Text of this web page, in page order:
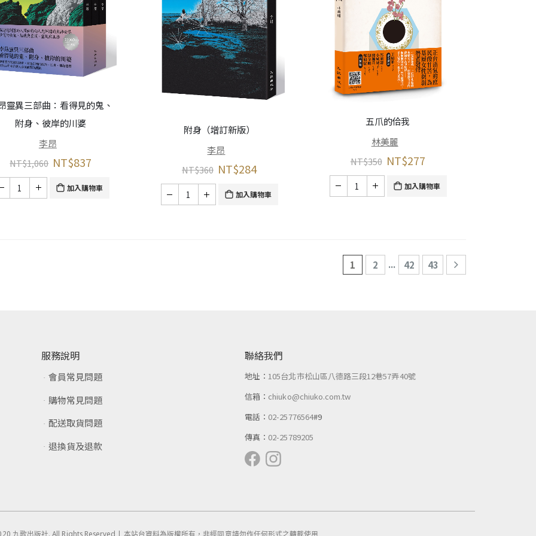
靈異三部曲：看得見的鬼、
附身、彼岸的川婆
李昂
NT$1,060 NT$837
加入購物車
附身（增訂新版）
李昂
NT$360 NT$284
加入購物車
五爪的佮我
林美麗
NT$350 NT$277
加入購物車
1 2 ... 42 43
服務說明
會員常見問題
購物常見問題
配送取貨問題
退換貨及退款
聯絡我們
地址：105台北市松山區八德路三段12巷57弄40號
信箱： chiuko@chiuko.com.tw
電話： 02-25776564#9
傳真： 02-25789205
九歌出版社. All Rights Reserved | 本站台資料為版權所有，非經同意請勿作任何形式之轉載使用